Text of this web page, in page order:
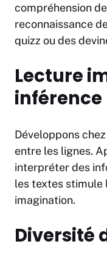
compréhension
reconnaissance
quizz ou des
Lecture
inférence
Développons
entre les lignes.
interpréter des
les textes stimule
imagination.
Diversité